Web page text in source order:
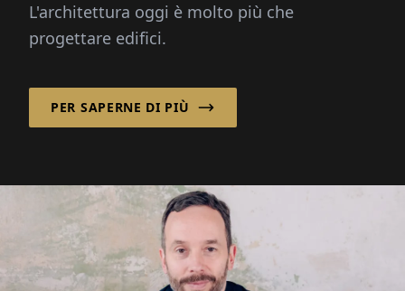
rafforzare una comunità!
L'architettura oggi è molto più che
progettare edifici.
PER SAPERNE DI PIÙ